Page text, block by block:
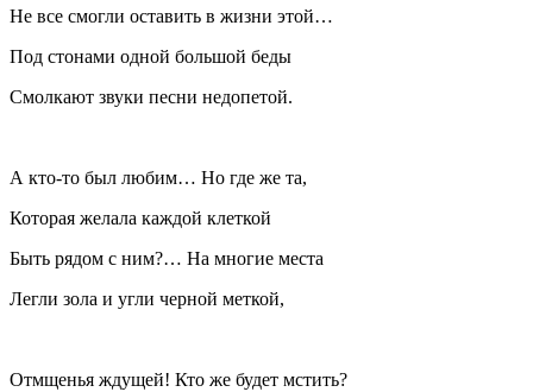
Не все смогли оставить в жизни этой…
Под стонами одной большой беды
Смолкают звуки песни недопетой.
А кто-то был любим… Но где же та,
Которая желала каждой клеткой
Быть рядом с ним?… На многие места
Легли зола и угли черной меткой,
Отмщенья ждущей! Кто же будет мстить?